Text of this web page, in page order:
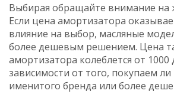
Выбирая обращайте внимание на
Если цена амортизатора
влияние на выбор, масляные
более дешевым решением. Цена
амортизатора колеблется от 1000
зависимости от того, покупаем
именитого бренда или более